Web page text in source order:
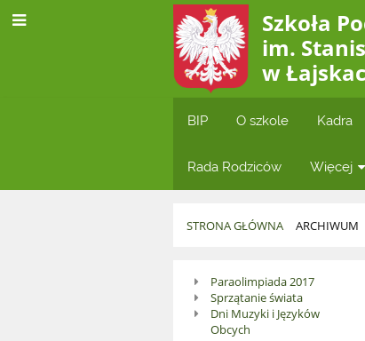
Szkoła
im.
w
BIP O szkole Kadra
Rada Rodziców Więcej
STRONA GŁÓWNA ARCHIWUM
Wydarzenia
2017/18
Paraolimpiada 2017
Sprzątanie świata
Dni Muzyki i Języków
Obcych